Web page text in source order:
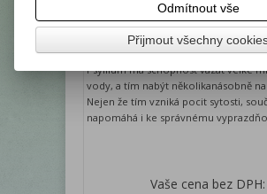
APO-PSYLLIUM Čistící 100 g
Výrobce:Apotheke Katalogové
Psyllium má schopnost vázat velké
vody, a tím nabýt několikanásobně
Nejen že tím vzniká pocit sytosti,
napomáhá i ke správnému
Vaše cena bez DPH:
Odmítnout vše
Přijmout všechny